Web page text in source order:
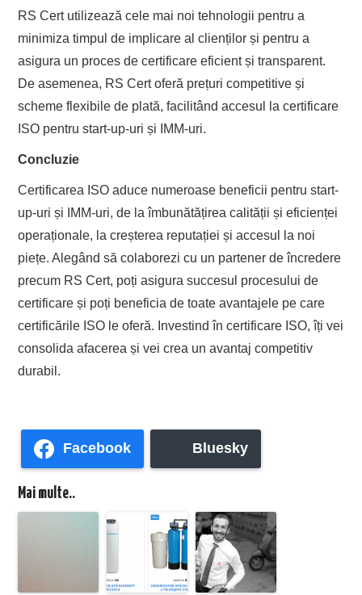
RS Cert utilizează cele mai noi tehnologii pentru a
minimiza timpul de implicare al clienților și pentru a
asigura un proces de certificare eficient și transparent.
De asemenea, RS Cert oferă prețuri competitive și
scheme flexibile de plată, facilitând accesul la certificare
ISO pentru start-up-uri și IMM-uri.
Concluzie
Certificarea ISO aduce numeroase beneficii pentru start-
up-uri și IMM-uri, de la îmbunătățirea calității și eficienței
operaționale, la creșterea reputației și accesul la noi
piețe. Alegând să colaborezi cu un partener de încredere
precum RS Cert, poți asigura succesul procesului de
certificare și poți beneficia de toate avantajele pe care
certificările ISO le oferă. Investind în certificare ISO, îți vei
consolida afacerea și vei crea un avantaj competitiv
durabil.
Facebook Bluesky
Mai multe..